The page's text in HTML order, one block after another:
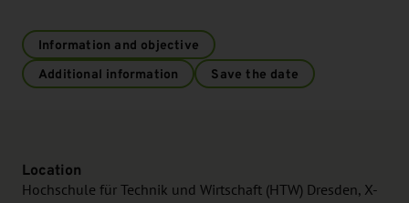
Information and objective
Additional information
Save the date
Location
Hochschule für Technik und Wirtschaft (HTW) Dresden, X-